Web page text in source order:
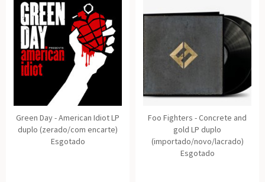
Green Day - American Idiot LP
duplo (zerado/com encarte)
Esgotado
Foo Fighters - Concrete and
gold LP duplo
(importado/novo/lacrado)
Esgotado